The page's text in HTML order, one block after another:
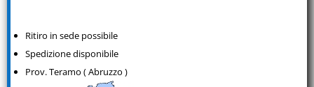
Ritiro in sede possibile
Spedizione disponibile
Prov. Teramo ( Abruzzo )